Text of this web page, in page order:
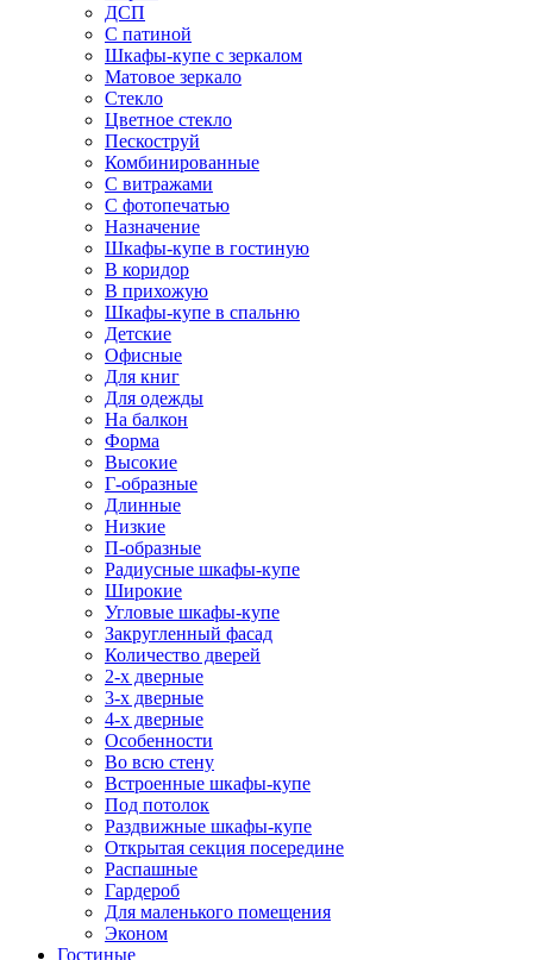
ДСП
С патиной
Шкафы-купе с зеркалом
Матовое зеркало
Стекло
Цветное стекло
Пескоструй
Комбинированные
С витражами
С фотопечатью
Назначение
Шкафы-купе в гостиную
В коридор
В прихожую
Шкафы-купе в спальню
Детские
Офисные
Для книг
Для одежды
На балкон
Форма
Высокие
Г-образные
Длинные
Низкие
П-образные
Радиусные шкафы-купе
Широкие
Угловые шкафы-купе
Закругленный фасад
Количество дверей
2-х дверные
3-х дверные
4-х дверные
Особенности
Во всю стену
Встроенные шкафы-купе
Под потолок
Раздвижные шкафы-купе
Открытая секция посередине
Распашные
Гардероб
Для маленького помещения
Эконом
Гостиные